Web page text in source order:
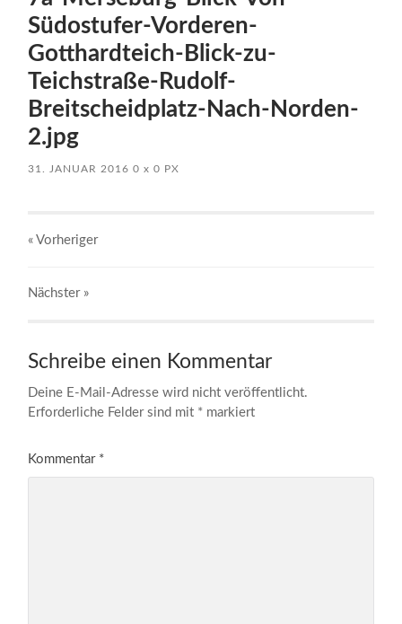
Südostufer-Vorderen-
Gotthardteich-Blick-zu-
Teichstraße-Rudolf-
Breitscheidplatz-Nach-Norden-
2.jpg
31. JANUAR 2016 0x 0 PX
« Vorheriger
Nächster »
Schreibe einen Kommentar
Deine E-Mail-Adresse wird nicht veröffentlicht.
Erforderliche Felder sind mit * markiert
Kommentar *